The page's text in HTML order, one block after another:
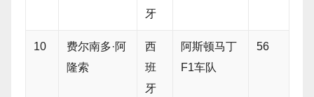
牙
10
费尔南多·阿
隆索
西
班
牙
阿斯顿马丁
F1车队
56